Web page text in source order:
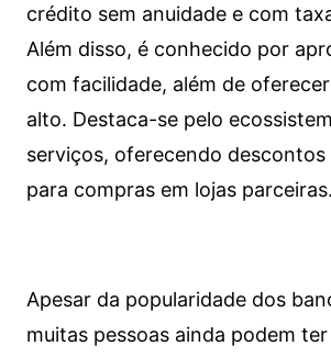
crédito sem anuidade e com
Além disso, é conhecido por
com facilidade, além de
alto. Destaca-se pelo
serviços, oferecendo descontos
para compras em lojas parceiras.
Apesar da popularidade dos
muitas pessoas ainda podem